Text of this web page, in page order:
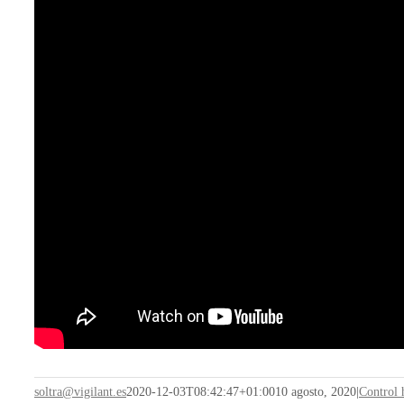
soltra@vigilant.es2020-12-03T08:42:47+01:0010 agosto, 2020 Control